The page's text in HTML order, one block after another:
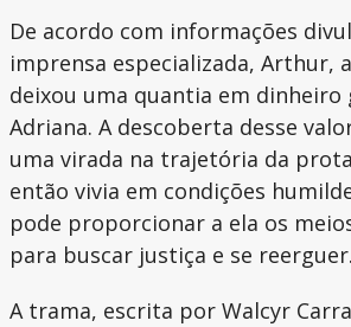
De acordo com informações
imprensa especializada, Arthur,
deixou uma quantia em dinheiro
Adriana. A descoberta desse
uma virada na trajetória da
então vivia em condições
pode proporcionar a ela os
para buscar justiça e se reerguer.
A trama, escrita por Walcyr